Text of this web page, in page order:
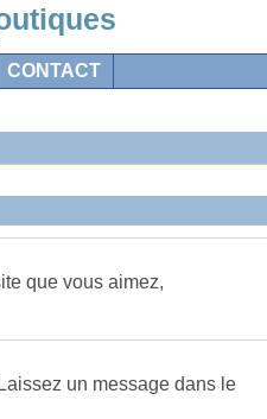
CONTACT
que vous aimez,
un message dans le